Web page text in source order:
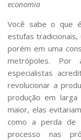
Linhas de
Centros,
Pós-doutorado
Iniciação
Transferência
Empresas
Extensão à
Projetos,
Artes, Cultura e
Museus e
economia
Você sabe o que
estufas
porém em uma
metrópoles. Por
especialistas
revolucionar a
produção em larga
maior, elas
como a perda de
processo nas